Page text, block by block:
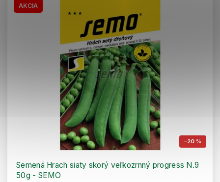
AKCIA
–20 %
Semená Hrach siaty skorý veľkozrnný progress N.9
50g - SEMO